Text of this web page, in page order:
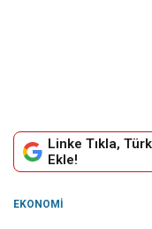
Linke Tıkla,
Ekle!
EKONOMI